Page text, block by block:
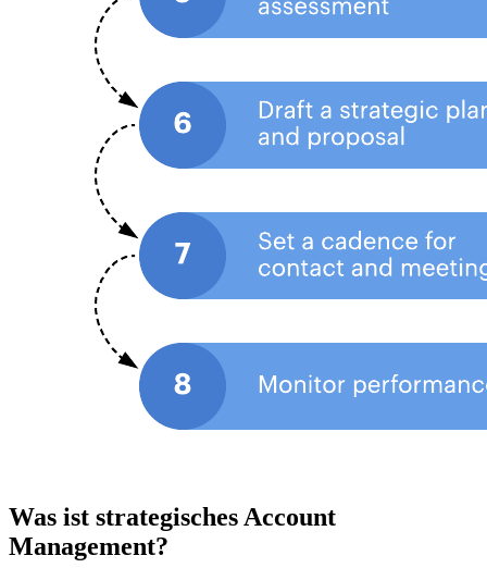
Was ist strategisches Account
Management?